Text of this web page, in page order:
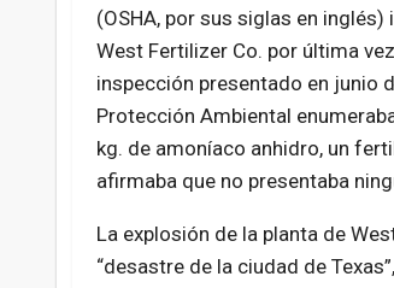
(OSHA, por sus siglas en
West Fertilizer Co. por última
inspección presentado en junio
Protección Ambiental
kg. de amoníaco anhidro, un
afirmaba que no presentaba
La explosión de la planta de
“desastre de la ciudad de